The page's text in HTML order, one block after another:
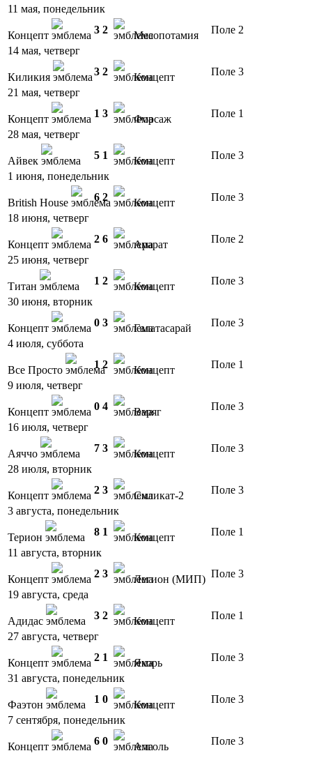
11 мая, понедельник
Концепт 3 2 Месопотамия
Поле 2
14 мая, четверг
Киликия 3 2 Концепт
Поле 3
21 мая, четверг
Концепт 1 3 Форсаж
Поле 1
28 мая, четверг
Айвек 5 1 Концепт
Поле 3
1 июня, понедельник
British House 6 2 Концепт
Поле 3
18 июня, четверг
Концепт 2 6 Арарат
Поле 2
25 июня, четверг
Титан 1 2 Концепт
Поле 3
30 июня, вторник
Концепт 0 3 Галатасарай
Поле 3
4 июля, суббота
Все Просто 1 2 Концепт
Поле 1
9 июля, четверг
Концепт 0 4 Варяг
Поле 3
16 июля, четверг
Аяччо 7 3 Концепт
Поле 3
28 июля, вторник
Концепт 2 3 Силикат-2
Поле 3
3 августа, понедельник
Терион 8 1 Концепт
Поле 1
11 августа, вторник
Концепт 2 3 Легион (МИП) Поле 3
19 августа, среда
Адидас 3 2 Концепт
Поле 1
27 августа, четверг
Концепт 2 1 Якорь
Поле 3
31 августа, понедельник
Фаэтон 1 0 Концепт
Поле 3
7 сентября, понедельник
Концепт 6 0 Алголь Поле 3